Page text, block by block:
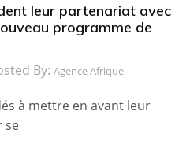
leur partenariat avec
programme de
By: Agence Afrique
à mettre en avant leur
se